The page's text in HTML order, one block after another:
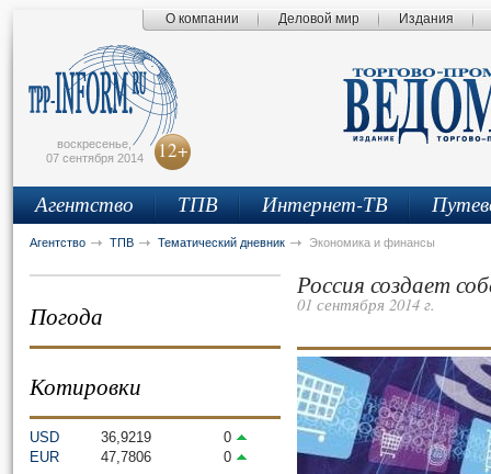
О компании Деловой мир Издания
воскресенье,
07 сентября 2014
12+
Агентство ТПВ Интернет-ТВ
Агентство ТПВ Тематический дневник Экономика и финансы
Погода
Котировки
USD 36,9219
0
EUR
47,7806 0
Россия создает
01 сентября 2014 г.